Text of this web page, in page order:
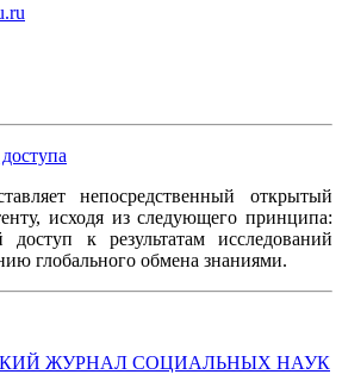
непосредственный открытый
исходя из следующего принципа:
к результатам исследований
глобального обмена знаниями.